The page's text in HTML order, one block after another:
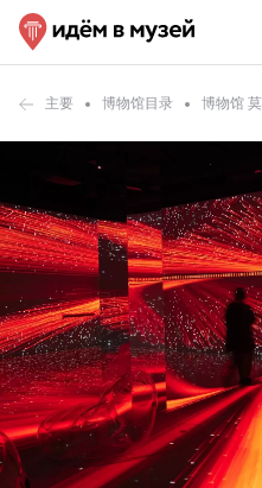
主要 博物馆目录 博物馆